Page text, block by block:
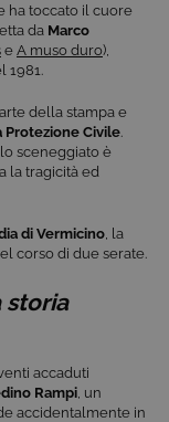
ha toccato il cuore
da Marco
e A muso duro),
della stampa e
Protezione Civile
, lo sceneggiato è
la tragicità ed
di Vermicino , la
corso di due serate.
storia
accaduti
Rampi , un
accidentalmente in